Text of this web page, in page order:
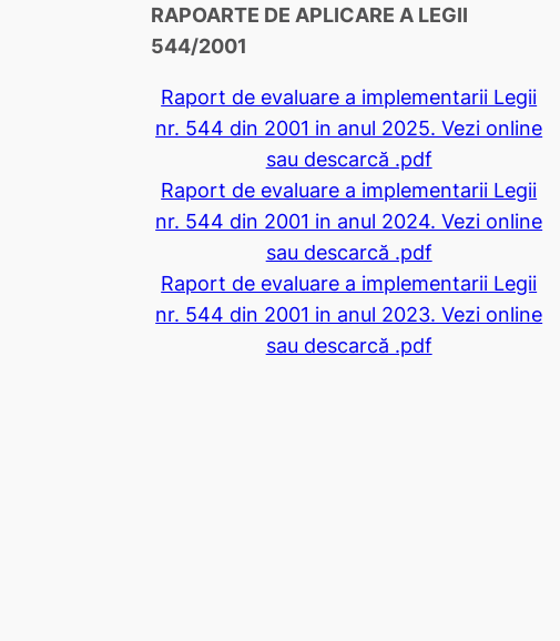
RAPOARTE DE APLICARE A LEGII
544/2001
Raport de evaluare a implementarii Legii
nr. 544 din 2001 in anul 2025. Vezi online
sau descarcă .pdf
Raport de evaluare a implementarii Legii
nr. 544 din 2001 in anul 2024. Vezi online
sau descarcă .pdf
Raport de evaluare a implementarii Legii
nr. 544 din 2001 in anul 2023. Vezi online
sau descarcă .pdf